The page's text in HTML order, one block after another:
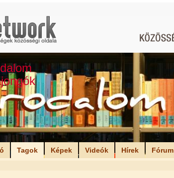
Tagok Képek Videók Hírek Fórum